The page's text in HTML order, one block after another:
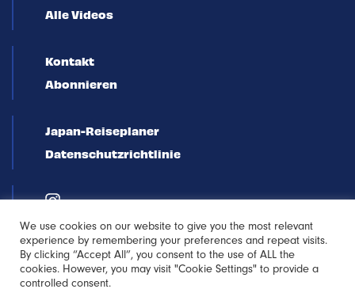
Alle Videos
Kontakt
Abonnieren
Japan-Reiseplaner
Datenschutzrichtlinie
We use cookies on our website to give you the most relevant
experience by remembering your preferences and repeat visits.
By clicking “Accept All”, you consent to the use of ALL the
cookies. However, you may visit "Cookie Settings" to provide a
controlled consent.